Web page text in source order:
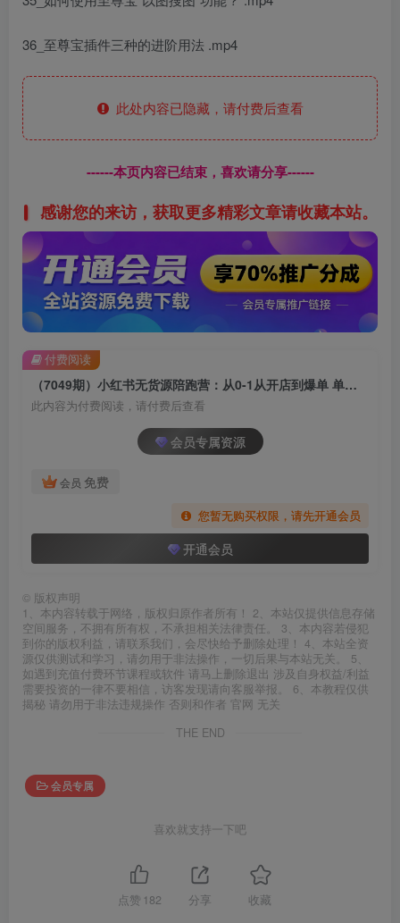
36_至尊宝插件三种的进阶用法 .mp4
此处内容已隐藏，请付费后查看
------本页内容已结束，喜欢请分享------
感谢您的来访，获取更多精彩文章请收藏本站。
（7049期）小红书无货源陪跑营：从0-1从开店到爆单 单店30万销售额（更至8月-36节课）
此内容为付费阅读，请付费后查看
会员专属资源
会员 免费
您暂无购买权限，请先开通会员
开通会员
付费阅读
© 版权声明
1、本内容转载于网络，版权归原作者所有！ 2、本站仅提供信息存储
空间服务，不拥有所有权，不承担相关法律责任。 3、本内容若侵犯
到你的版权利益，请联系我们，会尽快给予删除处理！ 4、本站全资
源仅供测试和学习，请勿用于非法操作，一切后果与本站无关。 5、
如遇到充值付费环节课程或软件 请马上删除退出 涉及自身权益/利益
需要投资的一律不要相信，访客发现请向客服举报。 6、本教程仅供
揭秘 请勿用于非法违规操作 否则和作者 官网 无关
THE END
会员专属
喜欢就支持一下吧
点赞 182 分享 收藏